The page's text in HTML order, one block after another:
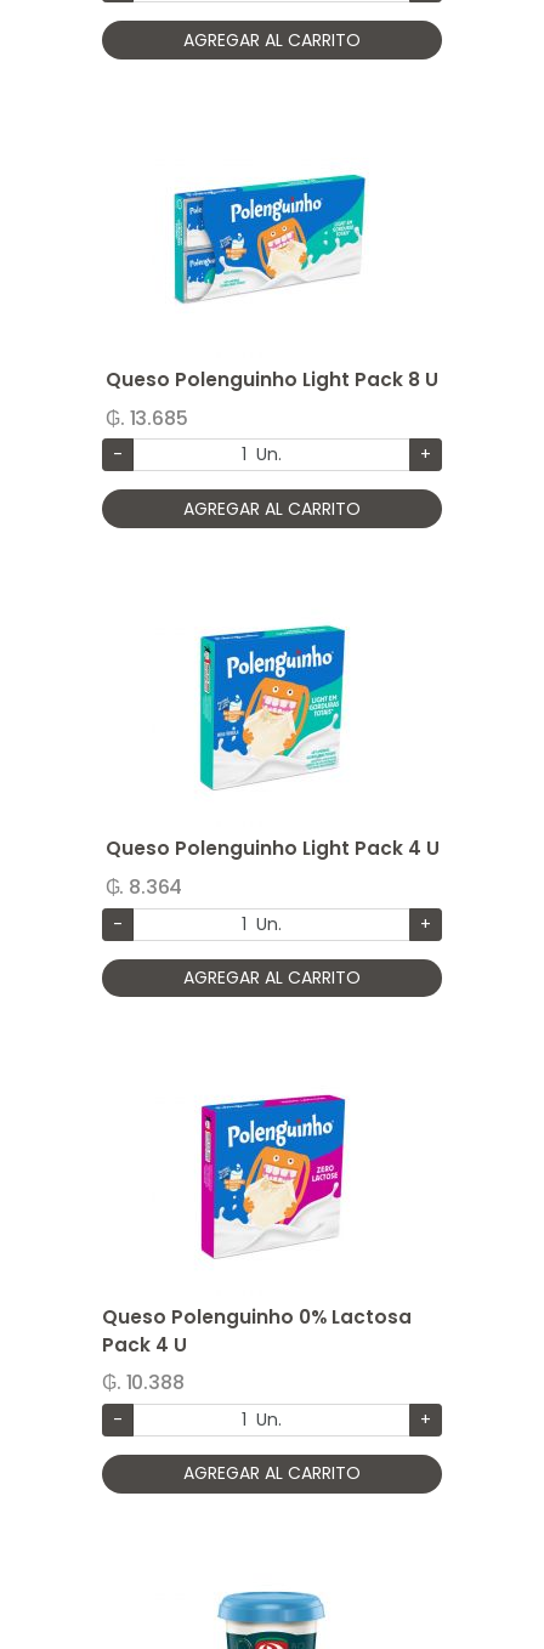
AGREGAR AL CARRITO
Queso Polenguinho Light Pack 8 U
₲. 13.685
- Un. +
AGREGAR AL CARRITO
Queso Polenguinho Light Pack 4 U
₲. 8.364
- Un. +
AGREGAR AL CARRITO
Queso Polenguinho 0% Lactosa
Pack 4 U
₲. 10.388
- Un. +
AGREGAR AL CARRITO